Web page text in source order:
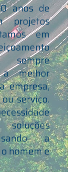
anos de
projetos
em
a melhor
empresa,
serviço.
a
homem e